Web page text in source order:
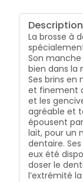
Description
La brosse à
Son
bien dans la
Ses brins en
et finement
et les
agréable et
épousent
lait, pour un
dentaire.
eux été
doser le
l’extrémité